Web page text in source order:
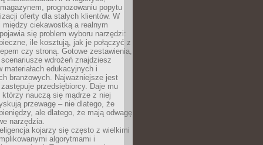
prognozowaniu popytu
oferty dla stałych klientów. W
między ciekawostką a realnym
się problem wyboru narzędzi:
ile kosztują, jak je połączyć z
czy stroną. Gotowe zestawienia,
wdrożeń znajdziesz
materiałach edukacyjnych i
branżowych. Najważniejsze jest
przedsiębiorcy. Daje mu
którzy nauczą się mądrze z niej
przewagę – nie dlatego, że
ale dlatego, że mają odwagę
narzędzia.
kojarzy się często z wielkimi
algorytmami i